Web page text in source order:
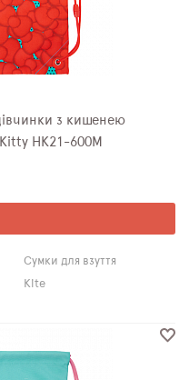
з кишенею
HK21-600M
Сумки для взуття
Kite